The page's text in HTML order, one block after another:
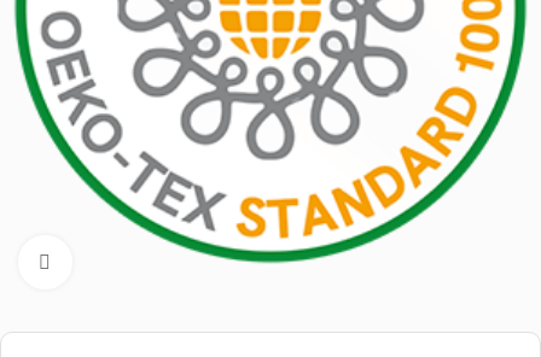
Cliquez pour aggrandir